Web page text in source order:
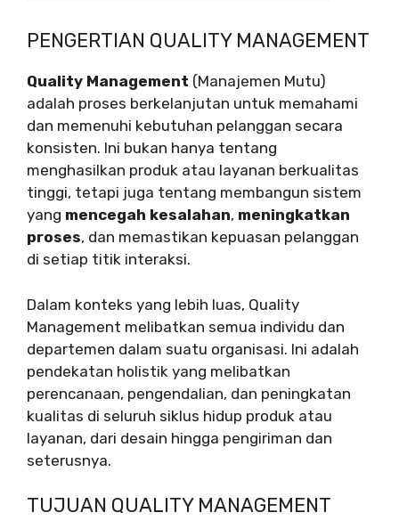
PENGERTIAN QUALITY MANAGEMENT
Quality Management (Manajemen Mutu)
adalah proses berkelanjutan untuk memahami
dan memenuhi kebutuhan pelanggan secara
konsisten. Ini bukan hanya tentang
menghasilkan produk atau layanan berkualitas
tinggi, tetapi juga tentang membangun sistem
yang mencegah kesalahan, meningkatkan
proses, dan memastikan kepuasan pelanggan
di setiap titik interaksi.
Dalam konteks yang lebih luas, Quality
Management melibatkan semua individu dan
departemen dalam suatu organisasi. Ini adalah
pendekatan holistik yang melibatkan
perencanaan, pengendalian, dan peningkatan
kualitas di seluruh siklus hidup produk atau
layanan, dari desain hingga pengiriman dan
seterusnya.
TUJUAN QUALITY MANAGEMENT